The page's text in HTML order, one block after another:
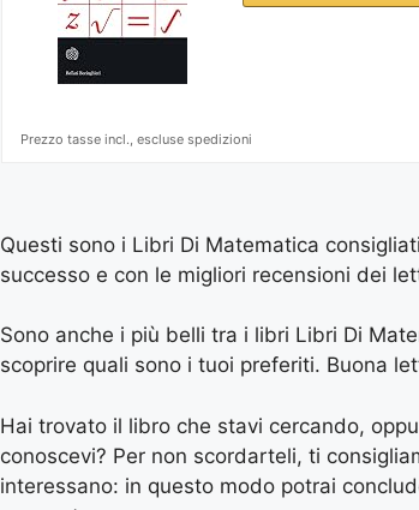
Prezzo tasse incl., escluse spedizioni
Questi sono i Libri Di Matematica
successo e con le migliori recensioni dei
Sono anche i più belli tra i libri Libri Di
scoprire quali sono i tuoi preferiti. Buona
Hai trovato il libro che stavi cercando,
conoscevi? Per non scordarteli, ti
interessano: in questo modo potrai